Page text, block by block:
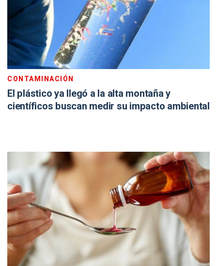
CONTAMINACIÓN
El plástico ya llegó a la alta montaña y
científicos buscan medir su impacto ambiental